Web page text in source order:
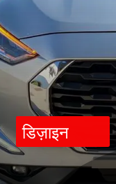
डिज़ाइन